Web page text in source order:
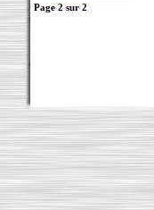
Page 2 sur 2